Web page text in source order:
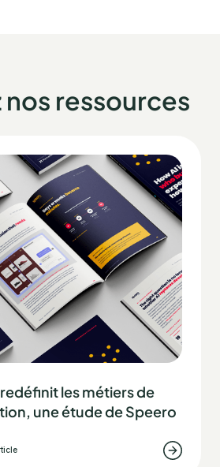
nos ressources
les métiers de
une étude de Speero